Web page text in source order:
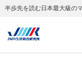
半歩先を読む日本最大級の